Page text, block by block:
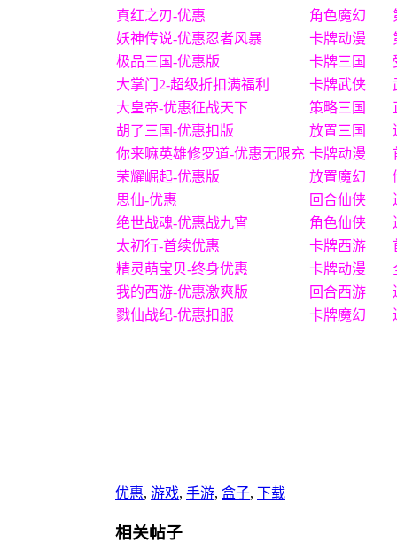
真红之刃-优惠 角色魔幻
妖神传说-优惠忍者风暴
卡牌动漫
极品三国-优惠版
卡牌三国
大掌门2-超级折扣满福利
卡牌武侠
大皇帝-优惠征战天下
策略三国
胡了三国-优惠扣版
放置三国
你来嘛英雄修罗道-优惠无限充 卡牌动漫
荣耀崛起-优惠版
放置魔幻
思仙-优惠
回合仙侠
绝世战魂-优惠战九宵
角色仙侠
太初行-首续优惠
卡牌西游
精灵萌宝贝-终身优惠
卡牌动漫
我的西游-优惠激爽版
回合西游
戮仙战纪-优惠扣服
卡牌魔幻
优惠, 游戏, 手游, 盒子, 下载
相关帖子